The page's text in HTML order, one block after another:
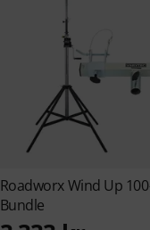
RoadworxWind Up
Bundle